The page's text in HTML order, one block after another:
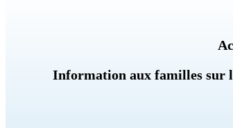
Information aux familles sur